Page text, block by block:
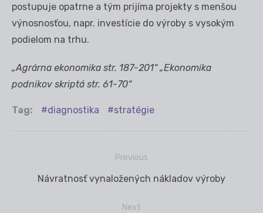
postupuje opatrne a tým prijíma projekty s menšou
výnosnosťou, napr. investície do výroby s vysokým
podielom na trhu.
„Agrárna ekonomika str. 187-201“ „Ekonomika
podnikov skriptá str. 61-70“
Tag: diagnostika stratégie
Previous
Previous
Návratnosť vynaložených nákladov výroby
Next